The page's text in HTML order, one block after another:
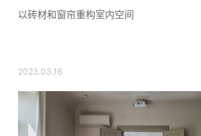
以砖材和窗帘重构室内空间
2023.03.16